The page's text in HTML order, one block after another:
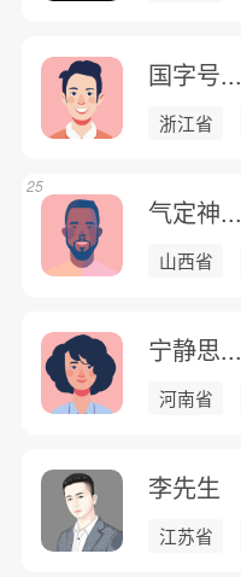
国字号...
浙江省
气定神...
山西省
25
宁静思...
河南省
李先生
江苏省